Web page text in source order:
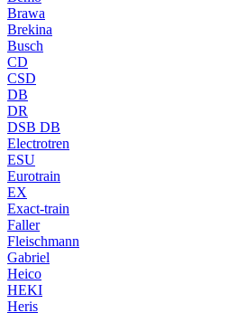
Brawa
Brekina
Busch
CD
CSD
DB
DR
DSB DB
Electrotren
ESU
Eurotrain
EX
Exact-train
Faller
Fleischmann
Gabriel
Heico
HEKI
Heris